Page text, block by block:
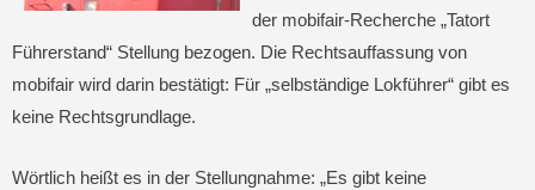
der mobifair-Recherche „Tatort
Führerstand“ Stellung bezogen. Die Rechtsauffassung von
mobifair wird darin bestätigt: Für „selbständige Lokführer“ gibt es
keine Rechtsgrundlage.
Wörtlich heißt es in der Stellungnahme: „Es gibt keine